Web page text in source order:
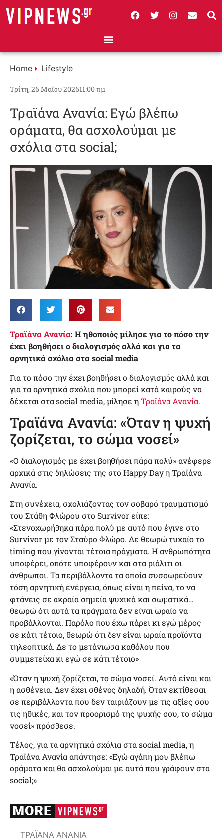
Home Lifestyle
Τρίτη, 26 Μαΐου 202611:00 πμ
Τραϊάνα Ανανία: Εγώ βλέπω
οράματα, θα ασχολούμαι με
σχόλια στα social;
Τραϊάνα Ανανία: Η ηθοποιός μίλησε για το πόσο την
έχει βοηθήσει ο διαλογισμός αλλά και για τα
αρνητικά σχόλια στα social media
Για το πόσο την έχει βοηθήσει ο διαλογισμός αλλά και
για τα αρνητικά σχόλια που μπορεί κατά καιρούς να
δέχεται στα social media, μίλησε ηΤραϊάνα Ανανία.
Τραϊάνα Ανανία: «Όταν η ψυχή
ζορίζεται, το σώμα νοσεί»
«Ο διαλογισμός με έχει βοηθήσει πάρα πολύ» ανέφερε
αρχικά στις δηλώσεις της στο Happy Day η Τραϊάνα
Ανανία.
Στη συνέχεια, σχολιάζοντας τον σοβαρό τραυματισμό
του Στάθη Φλώρου στο Survivor είπε:
«Στενοχωρήθηκα πάρα πολύ με αυτό που έγινε στο
Survivor με τον Σταύρο Φλώρο. Δε θεωρώ τυχαίο το
timing που γίνονται τέτοια πράγματα. Η ανθρωπότητα
υποφέρει, οπότε υποφέρουν και στα ριάλιτι οι
άνθρωποι. Τα περιβάλλοντα τα οποία συσσωρεύουν
τόση αρνητική ενέργεια, όπως είναι η πείνα, το να
φτάνεις σε ακραία σημεία ψυχικά και σωματικά…
θεωρώ ότι αυτά τα πράγματα δεν είναι ωραίο να
προβάλλονται. Παρόλο που έχω πάρει κι εγώ μέρος
σε κάτι τέτοιο, θεωρώ ότι δεν είναι ωραία προϊόντα
τηλεοπτικά. Δε το μετάνιωσα καθόλου που
συμμετείχα κι εγώ σε κάτι τέτοιο»
«Όταν η ψυχή ζορίζεται, το σώμα νοσεί. Αυτό είναι και
η ασθένεια. Δεν έχει σθένος δηλαδή. Όταν εκτίθεσαι
σε περιβάλλοντα που δεν ταιριάζουν με τις αξίες σου
τις ηθικές, και τον προορισμό της ψυχής σου, το σώμα
νοσεί» πρόσθεσε.
Τέλος, για τα αρνητικά σχόλια στα social media, η
Τραϊάνα Ανανία απάντησε: «Εγώ αγάπη μου βλέπω
οράματα και θα ασχολούμαι με αυτά που γράφουν στα
social;»
ΤΡΑΪΆΝΑ ΑΝΑΝΊΑ